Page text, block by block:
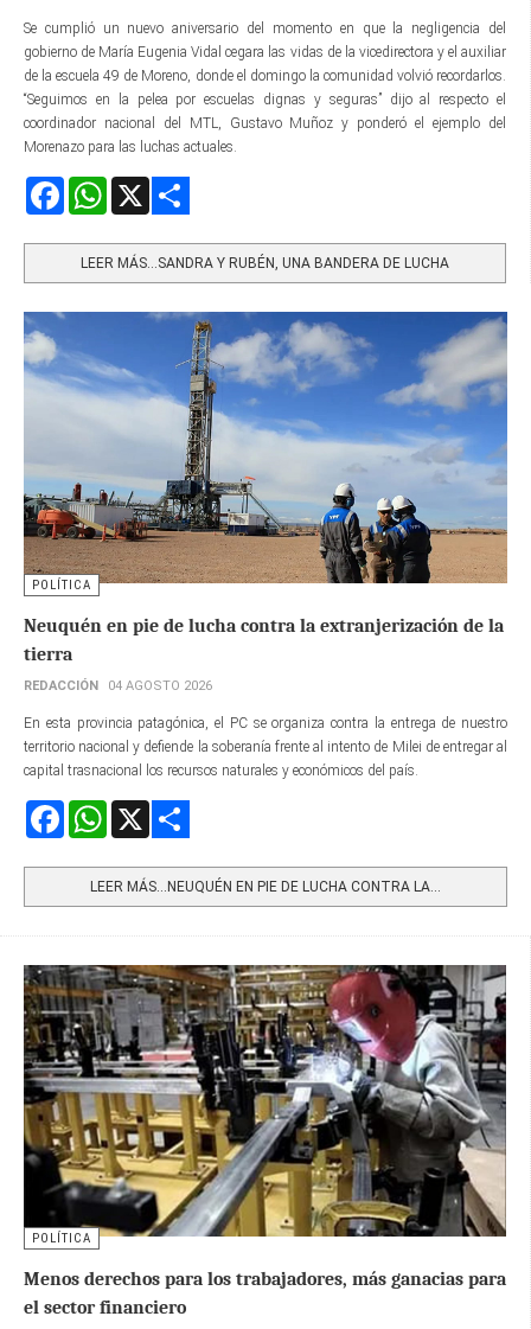
Se cumplió un nuevo aniversario del momento en que la negligencia del
gobierno de María Eugenia Vidal cegara las vidas de la vicedirectora y el auxiliar
de la escuela 49 de Moreno, donde el domingo la comunidad volvió recordarlos.
“Seguimos en la pelea por escuelas dignas y seguras” dijo al respecto el
coordinador nacional del MTL, Gustavo Muñoz y ponderó el ejemplo del
Morenazo para las luchas actuales.
FacebookWhatsApp
LEER MÁS…SANDRA Y RUBÉN, UNA BANDERA DE LUCHA
POLÍTICA
Neuquén en pie de lucha contra la extranjerización de la
tierra
REDACCIÓN 04 AGOSTO 2026
En esta provincia patagónica, el PC se organiza contra la entrega de nuestro
territorio nacional y defiende la soberanía frente al intento de Milei de entregar al
capital trasnacional los recursos naturales y económicos del país.
FacebookWhatsApp
LEER MÁS…NEUQUÉN EN PIE DE LUCHA CONTRA LA...
POLÍTICA
Menos derechos para los trabajadores, más ganacias para
el sector financiero